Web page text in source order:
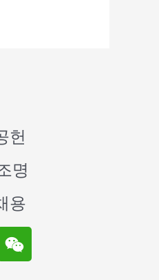
헌
명
용
W
e